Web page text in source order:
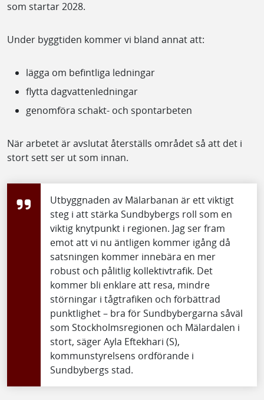
som startar 2028.
Under byggtiden kommer vi bland annat att:
lägga om befintliga ledningar
flytta dagvattenledningar
genomföra schakt- och spontarbeten
När arbetet är avslutat återställs området så att det i
stort sett ser ut som innan.
Utbyggnaden av Mälarbanan är ett viktigt
steg i att stärka Sundbybergs roll som en
viktig knytpunkt i regionen. Jag ser fram
emot att vi nu äntligen kommer igång då
satsningen kommer innebära en mer
robust och pålitlig kollektivtrafik. Det
kommer bli enklare att resa, mindre
störningar i tågtrafiken och förbättrad
punktlighet – bra för Sundbybergarna såväl
som Stockholmsregionen och Mälardalen i
stort, säger Ayla Eftekhari (S),
kommunstyrelsens ordförande i
Sundbybergs stad.